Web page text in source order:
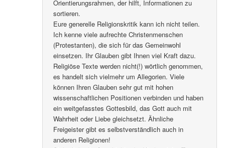
Orientierungsrahmen, der hilft, Informationen zu
sortieren.
Eure generelle Religionskritik kann ich nicht teilen.
Ich kenne viele aufrechte Christenmenschen
(Protestanten), die sich für das Gemeinwohl
einsetzen. Ihr Glauben gibt Ihnen viel Kraft dazu.
Religiöse Texte werden nicht(!) wörtlich genommen,
es handelt sich vielmehr um Allegorien. Viele
können Ihren Glauben sehr gut mit hohen
wissenschaftlichen Positionen verbinden und haben
ein weitgefasstes Gottesbild, das Gott auch mit
Wahrheit oder Liebe gleichsetzt. Ähnliche
Freigeister gibt es selbstverständlich auch in
anderen Religionen!